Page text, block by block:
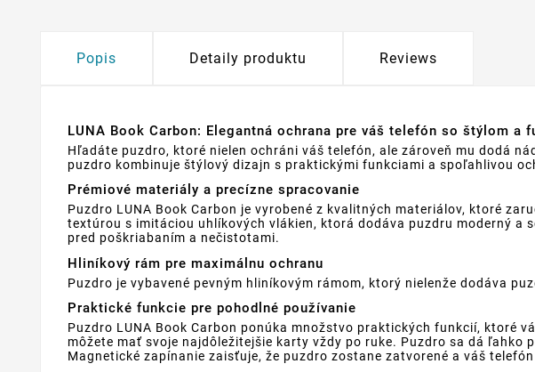
Popis Detaily produktu Reviews
LUNA Book Carbon: Elegantná ochrana pre váš telefón so štýlom a
Hľadáte puzdro, ktoré nielen ochráni váš telefón, ale zároveň mu dodá
puzdro kombinuje štýlový dizajn s praktickými funkciami a spoľahlivou
Prémiové materiály a precízne spracovanie
Puzdro LUNA Book Carbon je vyrobené z kvalitných materiálov, ktoré
textúrou s imitáciou uhlíkových vlákien, ktorá dodáva puzdru moderný
pred poškriabaním a nečistotami.
Hliníkový rám pre maximálnu ochranu
Puzdro je vybavené pevným hliníkovým rámom, ktorý nielenže dodáva
Praktické funkcie pre pohodlné používanie
Puzdro LUNA Book Carbon ponúka množstvo praktických funkcií, ktoré
môžete mať svoje najdôležitejšie karty vždy po ruke. Puzdro sa dá
Magnetické zapínanie zaisťuje, že puzdro zostane zatvorené a váš